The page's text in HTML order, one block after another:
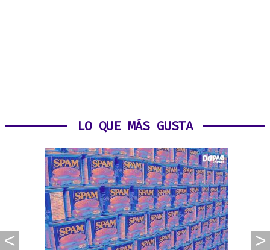
LO QUE MÁS GUSTA